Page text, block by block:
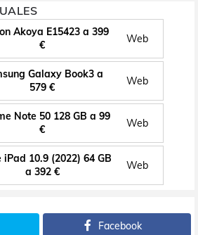
Akoya E15423 a 399
€
Web
Galaxy Book3 a
579 €
Web
Note 50 128 GB a 99
€
Web
iPad 10.9 (2022) 64 GB
a 392 €
Web
Facebook